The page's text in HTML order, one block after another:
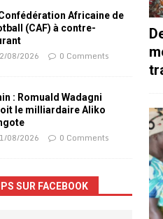
Africaine de
(CAF) à contre-
08/2026 0 Comments
: Romuald Wadagni
le milliardaire Aliko
08/2026 0 Comments
SUR FACEBOOK